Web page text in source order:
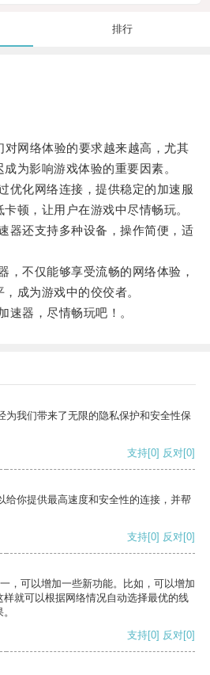
排行
网络体验的要求越来越高，尤其
为影响游戏体验的重要因素。
化网络连接，提供稳定的加速服
顿，让用户在游戏中尽情畅玩。
还支持多种设备，操作简便，适
不仅能够享受流畅的网络体验，
成为游戏中的佼佼者。
器，尽情畅玩吧！。
为我们带来了无限的隐私保护和安全性保
支持[0] 反对[0]
给你提供最高速度和安全性的连接，并帮
支持[0] 反对[0]
，可以增加一些新功能。比如，可以增加
就可以根据网络情况自动选择最优的线
支持[0] 反对[0]